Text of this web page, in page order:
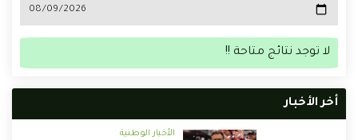
لا توجد نتائج متاحة !!
أخر الأخبار
الأخبار الوطنية